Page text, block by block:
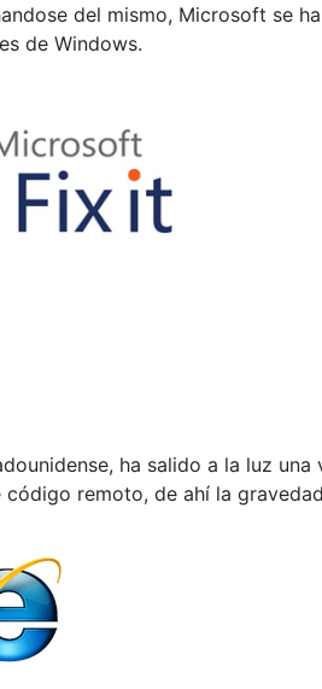
del mismo, Microsoft se
de Windows.
ha salido a la luz una
remoto, de ahí la